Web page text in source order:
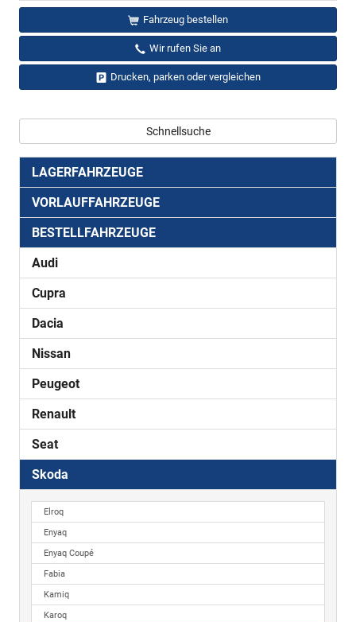
Fahrzeug bestellen
Wir rufen Sie an
Drucken, parken oder vergleichen
Schnellsuche
LAGERFAHRZEUGE
VORLAUFFAHRZEUGE
BESTELLFAHRZEUGE
Audi
Cupra
Dacia
Nissan
Peugeot
Renault
Seat
Skoda
Elroq
Enyaq
Enyaq Coupé
Fabia
Kamiq
Karoq